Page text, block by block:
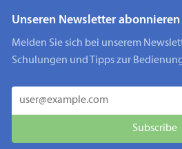
Unseren Newsletter abonnieren
Melden Sie sich bei unserem
Schulungen und Tipps zur